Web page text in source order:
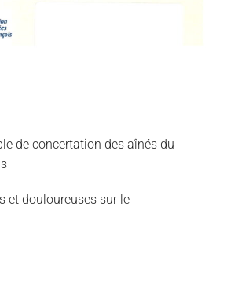
de concertation des aînés du
et douloureuses sur le